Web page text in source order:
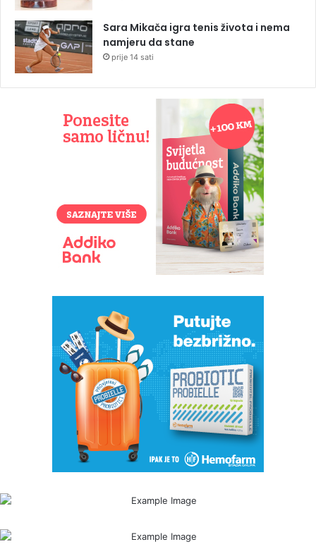
Sara Mikača igra tenis života i nema
namjeru da stane
prije 14 sati